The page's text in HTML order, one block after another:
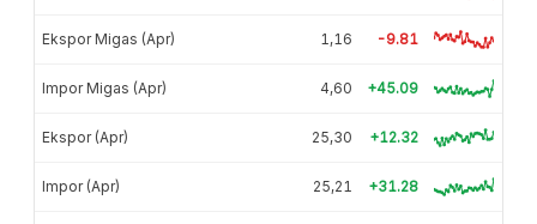
Ekspor Migas (Apr) 1,16 -9.81
Impor Migas (Apr) 4,60 +45.09
Ekspor (Apr) 25,30 +12.32
Impor (Apr) 25,21 +31.28